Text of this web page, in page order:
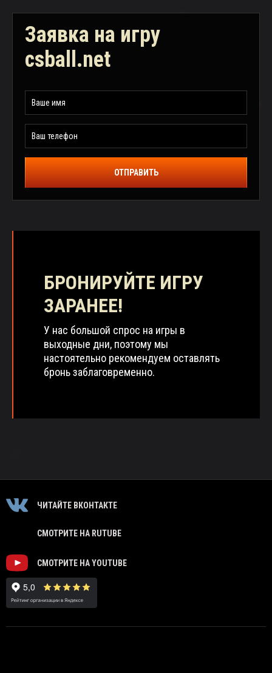
Заявка на игру
csball.net
ОТПРАВИТЬ
БРОНИРУЙТЕ ИГРУ
ЗАРАНЕЕ!
У нас большой спрос на игры в
выходные дни, поэтому мы
настоятельно рекомендуем оставлять
бронь заблаговременно.
ЧИТАЙТЕ ВКОНТАКТЕ
СМОТРИТЕ НА RUTUBE
СМОТРИТЕ НА YOUTUBE